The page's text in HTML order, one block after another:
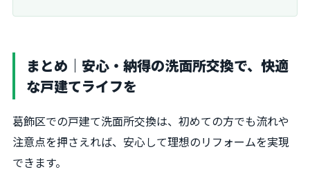
まとめ｜安心・納得の洗面所交換で、快適
な戸建てライフを
葛飾区での戸建て洗面所交換は、初めての方でも流れや
注意点を押さえれば、安心して理想のリフォームを実現
できます。